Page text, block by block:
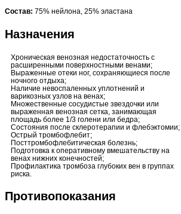
Состав: 75% нейлона, 25% эластана
Назначения
Хроническая венозная недостаточность с
расширенными поверхностными венами;
Выраженные отеки ног, сохраняющиеся после
ночного отдыха;
Наличие невоспаленных уплотнений и
варикозных узлов на венах;
Множественные сосудистые звездочки или
выраженная венозная сетка, занимающая
площадь более 1/3 голени или бедра;
Состояния после склеротерапии и флебэктомии;
Острый тромбофлебит;
Посттромбофлебитическая болезнь;
Подготовка к оперативному вмешательству на
венах нижних конечностей;
Профилактика тромбоза глубоких вен в группах
риска.
Противопоказания